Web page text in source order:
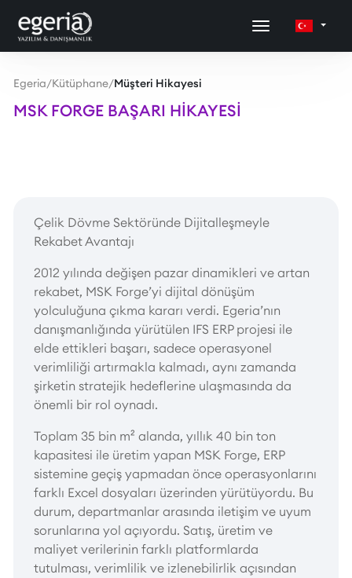
Egeria/Kütüphane/Müşteri Hikayesi
MSK FORGE BAŞARI HIKAYESI
Çelik Dövme Sektöründe Dijitalleşmeyle
Rekabet Avantajı
2012 yılında değişen pazar dinamikleri ve artan
rekabet, MSK Forge’yi dijital dönüşüm
yolculuğuna çıkma kararı verdi. Egeria’nın
danışmanlığında yürütülen IFS ERP projesi ile
elde ettikleri başarı, sadece operasyonel
verimliliği artırmakla kalmadı, aynı zamanda
şirketin stratejik hedeflerine ulaşmasında da
önemli bir rol oynadı.
Toplam 35 bin m² alanda, yıllık 40 bin ton
kapasitesi ile üretim yapan MSK Forge, ERP
sistemine geçiş yapmadan önce operasyonlarını
farklı Excel dosyaları üzerinden yürütüyordu. Bu
durum, departmanlar arasında iletişim ve uyum
sorunlarına yol açıyordu. Satış, üretim ve
maliyet verilerinin farklı platformlarda
tutulması, verimlilik ve izlenebilirlik açısından